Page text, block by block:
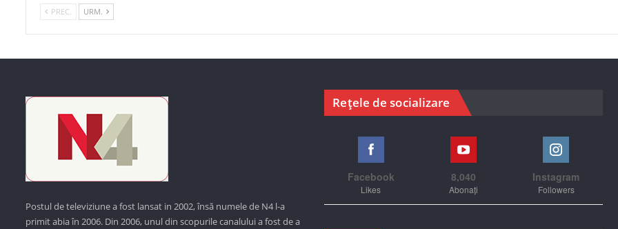
PREC. URM.
Postul de televiziune a fost lansat in 2002, însă numele de N4 l-a
primit abia în 2006. Din 2006, unul din scopurile canalului a fost de a
Rețele de socializare
Facebook
Likes
8,040
Abonați
Instagram
Followers